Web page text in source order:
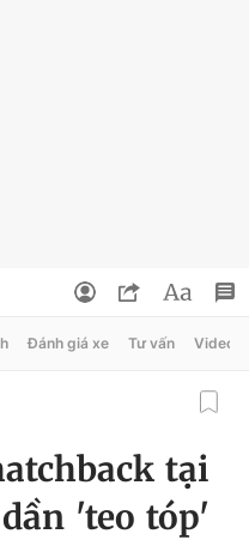
Đánh giá xe Tư vấn Video
tại
'teo tóp'